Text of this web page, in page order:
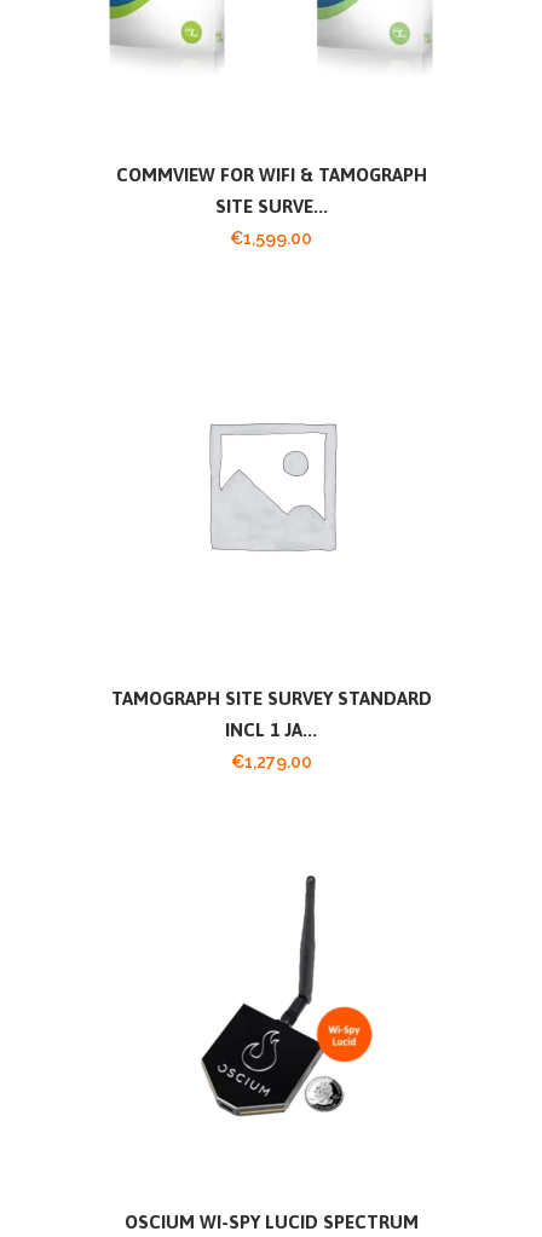
COMMVIEW FOR WIFI & TAMOGRAPH
SITE SURVE...
€1,599.00
TAMOGRAPH SITE SURVEY STANDARD
INCL 1 JA...
€1,279.00
OSCIUM WI-SPY LUCID SPECTRUM